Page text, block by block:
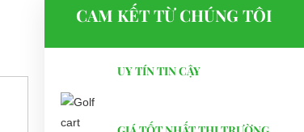
CAM KẾT TỪ CHÚNG TÔI
UY TÍN TIN CẬY